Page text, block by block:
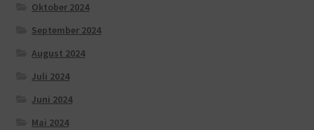
Oktober 2024
September 2024
August 2024
Juli 2024
Juni 2024
Mai 2024